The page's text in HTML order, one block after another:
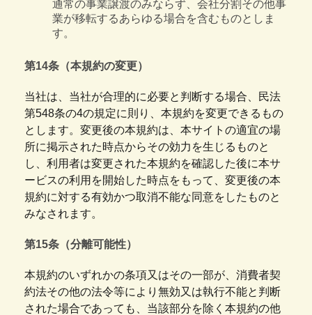
通常の事業譲渡のみならず、会社分割その他事
業が移転するあらゆる場合を含むものとしま
す。
第14条（本規約の変更）
当社は、当社が合理的に必要と判断する場合、民法
第548条の4の規定に則り、本規約を変更できるもの
とします。変更後の本規約は、本サイトの適宜の場
所に掲示された時点からその効力を生じるものと
し、利用者は変更された本規約を確認した後に本サ
ービスの利用を開始した時点をもって、変更後の本
規約に対する有効かつ取消不能な同意をしたものと
みなされます。
第15条（分離可能性）
本規約のいずれかの条項又はその一部が、消費者契
約法その他の法令等により無効又は執行不能と判断
された場合であっても、当該部分を除く本規約の他